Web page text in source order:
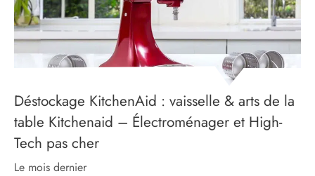
Déstockage KitchenAid : vaisselle & arts de la
table Kitchenaid – Électroménager et High-
Tech pas cher
le mois dernier